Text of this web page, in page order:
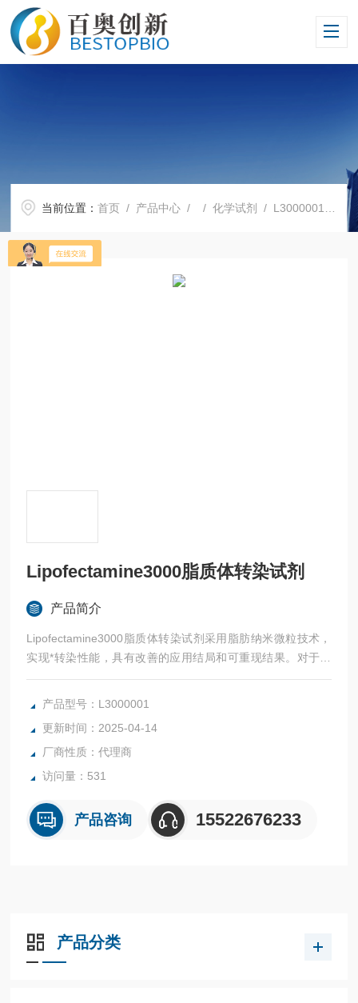
当前位置：首页 / 产品中心 / /化学试剂 / L3000001Lipofectamine3000脂质体转染试剂
Lipofectamine3000脂质体转染试剂
产品简介
Lipofectamine3000脂质体转染试剂采用脂肪纳米微粒技术，
实现*转染性能，具有改善的应用结局和可重现结果。对于多
种难转染和常见的细胞（例如 HEK293、HeLa），该试剂可
提供*的转染效率和改善的细胞活力。
产品型号：L3000001
更新时间：2025-04-14
厂商性质：代理商
访问量：531
产品咨询 15522676233
产品分类